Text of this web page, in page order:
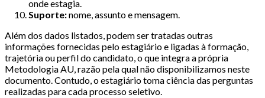
onde estagia.
Suporte:nome, assunto e mensagem.
Além dos dados listados, podem ser tratadas outras
informações fornecidas pelo estagiário e ligadas à formação,
trajetória ou perfil do candidato, o que integra a própria
Metodologia AU, razão pela qual não disponibilizamos neste
documento. Contudo, o estagiário toma ciência das perguntas
realizadas para cada processo seletivo.